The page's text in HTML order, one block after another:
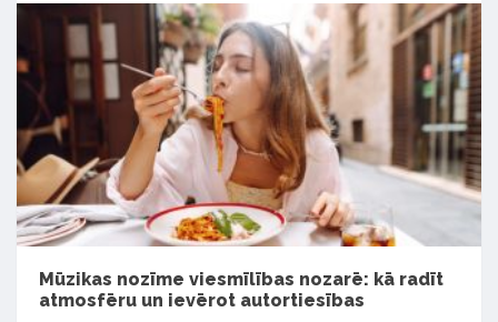
Mūzikas nozīme viesmīlības nozarē: kā radīt
atmosfēru un ievērot autortiesības